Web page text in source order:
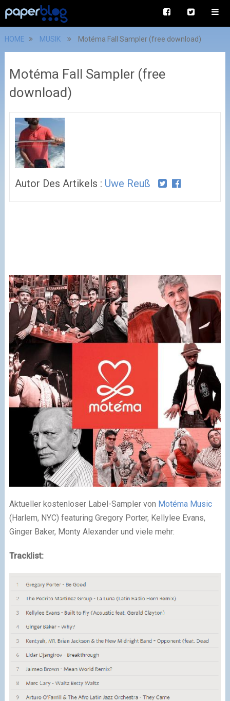
HOME MUSIK Motéma Fall Sampler (free download)
Motéma Fall Sampler (free
download)
Autor Des Artikels : Uwe Reuß
Aktueller kostenloser Label-Sampler von Motéma Music
(Harlem, NYC) featuring Gregory Porter, Kellylee Evans,
Ginger Baker, Monty Alexander und viele mehr:
Tracklist: